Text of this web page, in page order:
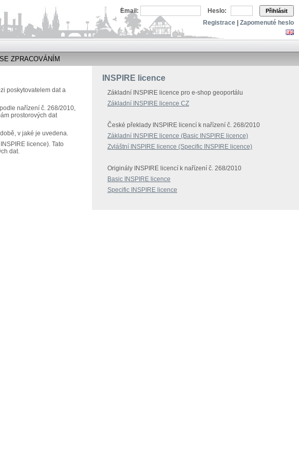
Email: Heslo: Přihlásit
Registrace Zapomenuté heslo
ZPRACOVÁNÍM
poskytovatelem dat a
nařízení č. 268/2010,
prostorových dat
v jaké je uvedena.
licence). Tato
dat.
INSPIRE licence
Základní INSPIRE licence pro e-shop geoportálu
Základní INSPIRE licence CZ
České překlady INSPIRE licencí k nařízení č. 268/2010
Základní INSPIRE licence (Basic INSPIRE licence)
Zvláštní INSPIRE licence (Specific INSPIRE licence)
Originály INSPIRE licencí k nařízení č. 268/2010
Basic INSPIRE licence
Specific INSPIRE licence